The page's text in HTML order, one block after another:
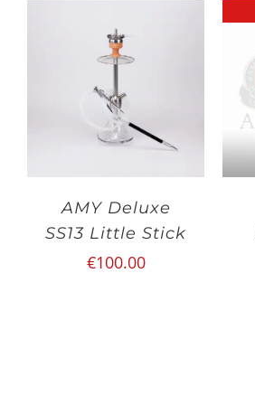
DIT
PRODUCT
HEEFT
DEZE
OPTIE
KAN
GEKOZEN
AMY Deluxe
SS13 Little Stick
€100.00